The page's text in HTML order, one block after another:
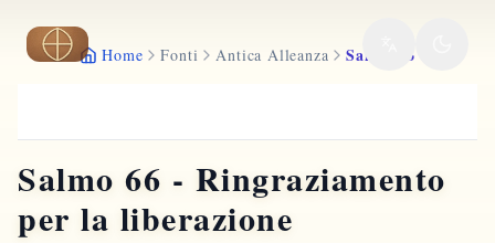
Vai al contenuto principale
Home Fonti Antica Alleanza Salmo 66
Salmo 66 - Ringraziamento
per la liberazione